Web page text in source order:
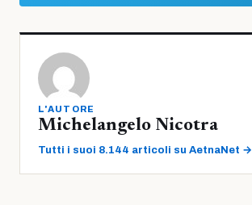
L'AUTORE
Michelangelo Nicotra
Tutti i suoi 8.144 articoli su AetnaNet →